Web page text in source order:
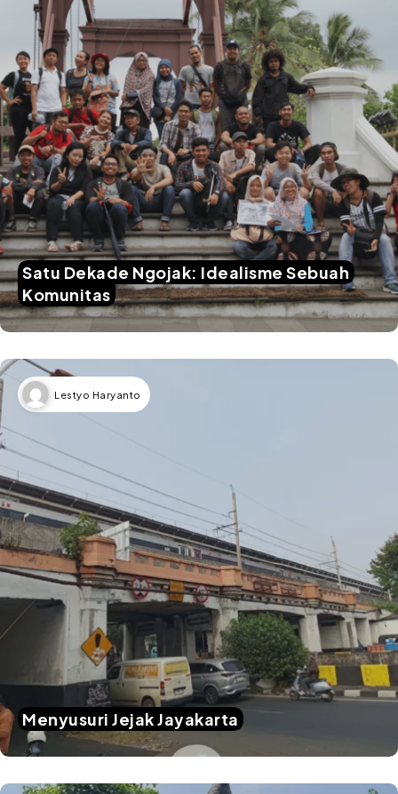
Satu Dekade Ngojak: Idealisme Sebuah
Komunitas
Lestyo Haryanto
Menyusuri Jejak Jayakarta